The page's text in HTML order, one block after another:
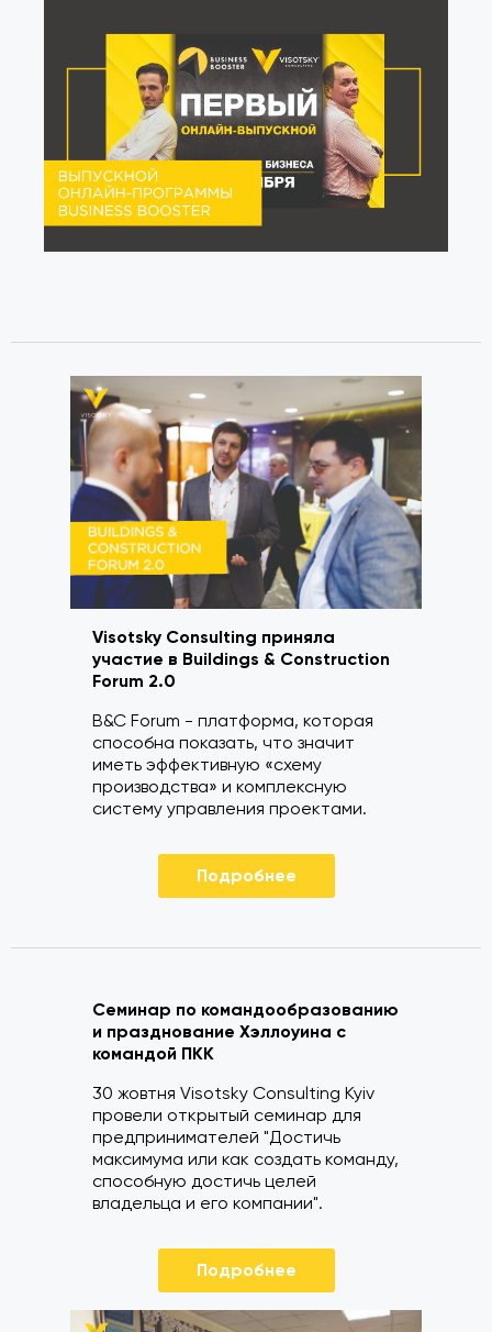
Visotsky Consulting приняла
участие в Buildings & Construction
Forum 2.0
B&C Forum - платформа, которая
способна показать, что значит
иметь эффективную «схему
производства» и комплексную
систему управления проектами.
Подробнее
Семинар по командообразованию
и празднование Хэллоуина с
командой ПКК
30 жовтня Visotsky Consulting Kyiv
провели открытый семинар для
предпринимателей "Достичь
максимума или как создать команду,
способную достичь целей
владельца и его компании".
Подробнее